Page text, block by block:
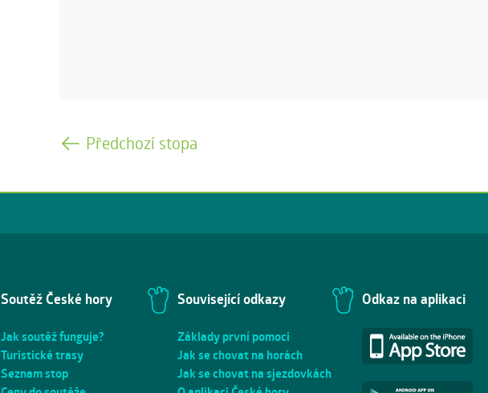
Předchozí stopa
Soutěž České hory
Jak soutěž funguje?
Turistické trasy
Seznam stop
Související odkazy
Základy první pomoci
Jak se chovat na horách
Jak se chovat na sjezdovkách
Odkaz na aplikaci